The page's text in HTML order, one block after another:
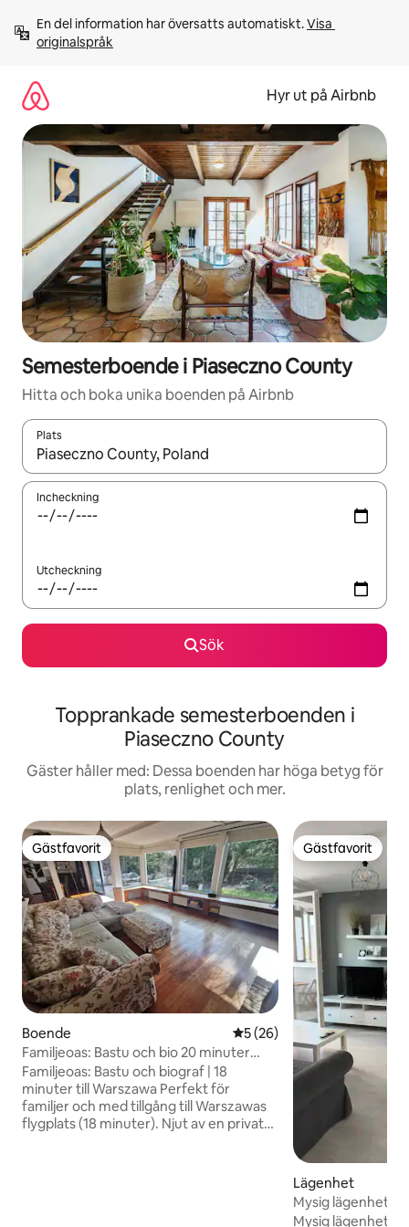
innehåll
En del information har översatts automatiskt. Visa
originalspråk
Hyr ut på Airbnb
Semesterboende i Piaseczno County
Hitta och boka unika boenden på Airbnb
Plats
När resultaten är tillgängliga kan du navigera med upp- och
Incheckning
Utcheckning
Sök
Topprankade semesterboenden i
Piaseczno County
Gäster håller med: Dessa boenden har höga betyg för
plats, renlighet och mer.
Gästfavorit
Gästfavorit
Boende 5 av 5 i genomsnittligt
5 (26)
Familjeoas: Bastu och bio 20 minuter
från Warszawa
Familjeoas: Bastu och biograf | 18
minuter till Warszawa Perfekt för
familjer och med tillgång till Warszawas
flygplats (18 minuter). Njut av en privat
Gästfavorit
Gästfavorit
Lägenhet
Mysig lägenhet
Mysig lägenhet